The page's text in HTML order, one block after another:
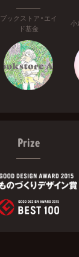
ブックストア・エイ
ド基金
小
Prize